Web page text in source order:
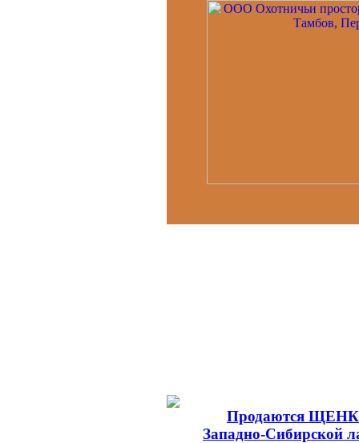
Продаются
Западно-Сибирской